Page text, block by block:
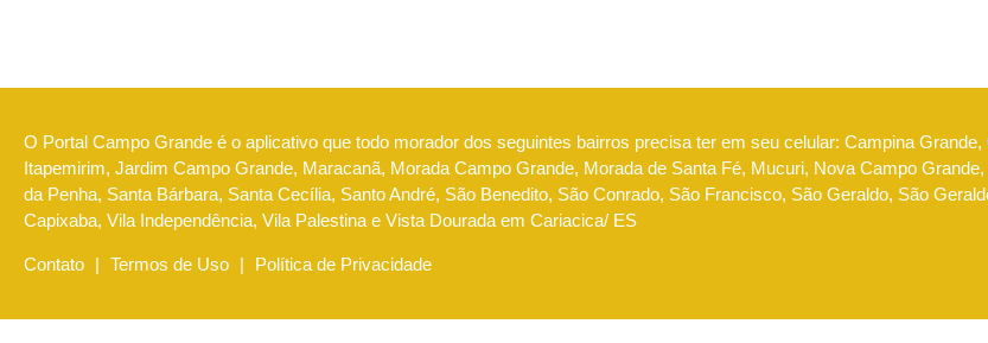
O Portal Campo Grande é o aplicativo que todo morador dos seguintes bairros precisa ter em seu celular: Campina
Itapemirim, Jardim Campo Grande, Maracanã, Morada Campo Grande, Morada de Santa Fé, Mucuri, Nova Campo
da Penha, Santa Bárbara, Santa Cecília, Santo André, São Benedito, São Conrado, São Francisco, São Geraldo, São
Capixaba, Vila Independência, Vila Palestina e Vista Dourada em Cariacica/ ES
Contato | Termos de Uso | Política de Privacidade